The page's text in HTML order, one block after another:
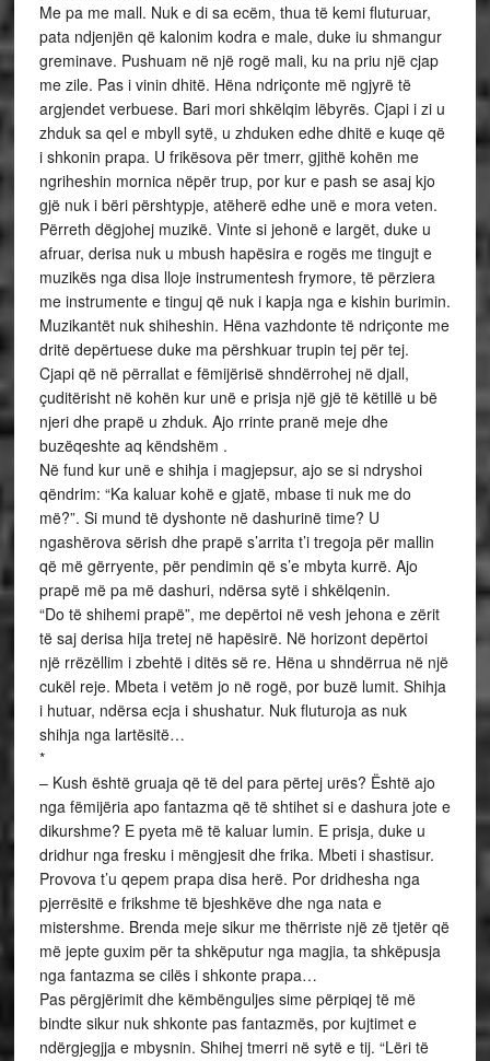
Me pa me mall. Nuk e di sa ecëm, thua të kemi fluturuar,
pata ndjenjën që kalonim kodra e male, duke iu shmangur
greminave. Pushuam në një rogë mali, ku na priu një cjap
me zile. Pas i vinin dhitë. Hëna ndriçonte më ngjyrë të
argjendet verbuese. Bari mori shkëlqim lëbyrës. Cjapi i zi u
zhduk sa qel e mbyll sytë, u zhduken edhe dhitë e kuqe që
i shkonin prapa. U frikësova për tmerr, gjithë kohën me
ngriheshin mornica nëpër trup, por kur e pash se asaj kjo
gjë nuk i bëri përshtypje, atëherë edhe unë e mora veten.
Përreth dëgjohej muzikë. Vinte si jehonë e largët, duke u
afruar, derisa nuk u mbush hapësira e rogës me tingujt e
muzikës nga disa lloje instrumentesh frymore, të përziera
me instrumente e tinguj që nuk i kapja nga e kishin burimin.
Muzikantët nuk shiheshin. Hëna vazhdonte të ndriçonte me
dritë depërtuese duke ma përshkuar trupin tej për tej.
Cjapi që në përrallat e fëmijërisë shndërrohej në djall,
çuditërisht në kohën kur unë e prisja një gjë të këtillë u bë
njeri dhe prapë u zhduk. Ajo rrinte pranë meje dhe
buzëqeshte aq këndshëm .
Në fund kur unë e shihja i magjepsur, ajo se si ndryshoi
qëndrim: “Ka kaluar kohë e gjatë, mbase ti nuk me do
më?”. Si mund të dyshonte në dashurinë time? U
ngashërova sërish dhe prapë s’arrita t’i tregoja për mallin
që më gërryente, për pendimin që s’e mbyta kurrë. Ajo
prapë më pa më dashuri, ndërsa sytë i shkëlqenin.
“Do të shihemi prapë”, me depërtoi në vesh jehona e zërit
të saj derisa hija tretej në hapësirë. Në horizont depërtoi
një rrëzëllim i zbehtë i ditës së re. Hëna u shndërrua në një
cukël reje. Mbeta i vetëm jo në rogë, por buzë lumit. Shihja
i hutuar, ndërsa ecja i shushatur. Nuk fluturoja as nuk
shihja nga lartësitë…
*
– Kush është gruaja që të del para përtej urës? Është ajo
nga fëmijëria apo fantazma që të shtihet si e dashura jote e
dikurshme? E pyeta më të kaluar lumin. E prisja, duke u
dridhur nga fresku i mëngjesit dhe frika. Mbeti i shastisur.
Provova t’u qepem prapa disa herë. Por dridhesha nga
pjerrësitë e frikshme të bjeshkëve dhe nga nata e
mistershme. Brenda meje sikur me thërriste një zë tjetër që
më jepte guxim për ta shkëputur nga magjia, ta shkëpusja
nga fantazma se cilës i shkonte prapa…
Pas përgjërimit dhe këmbënguljes sime përpiqej të më
bindte sikur nuk shkonte pas fantazmës, por kujtimet e
ndërgjegjja e mbysnin. Shihej tmerri në sytë e tij. “Lëri të